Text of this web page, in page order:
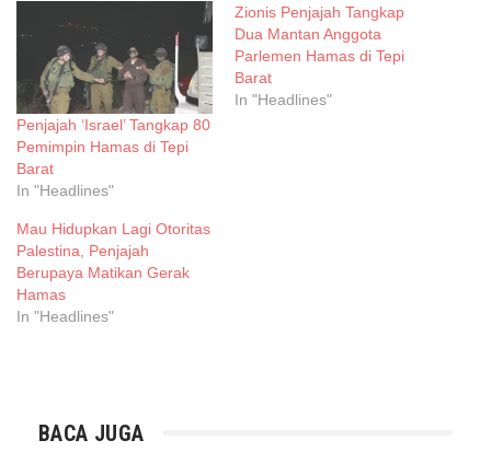
Penjajah ‘Israel’ Tangkap 80
Pemimpin Hamas di Tepi
Barat
In "Headlines"
Zionis Penjajah Tangkap
Dua Mantan Anggota
Parlemen Hamas di Tepi
Barat
In "Headlines"
Mau Hidupkan Lagi Otoritas
Palestina, Penjajah
Berupaya Matikan Gerak
Hamas
In "Headlines"
BACA JUGA